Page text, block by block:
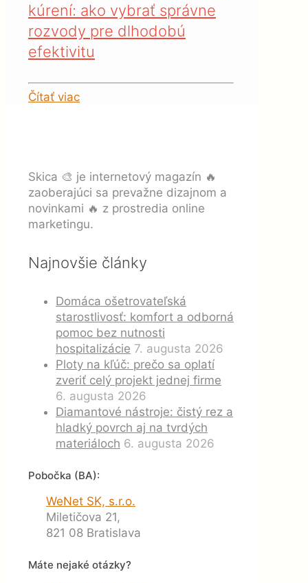
kúrení: ako vybrať správne
rozvody pre dlhodobú
efektivitu
Čítať viac
Skica 🎨 je internetový magazín 🔥
zaoberajúci sa prevažne dizajnom a
novinkami 🔥 z prostredia online
marketingu.
Najnovšie články
Domáca ošetrovateľská
starostlivosť: komfort a odborná
pomoc bez nutnosti
hospitalizácie 7. augusta 2026
Ploty na kľúč: prečo sa oplatí
zveriť celý projekt jednej firme
6. augusta 2026
Diamantové nástroje: čistý rez a
hladký povrch aj na tvrdých
materiáloch 6. augusta 2026
Pobočka (BA):
WeNet SK, s.r.o.
Miletičova 21,
821 08 Bratislava
Máte nejaké otázky?